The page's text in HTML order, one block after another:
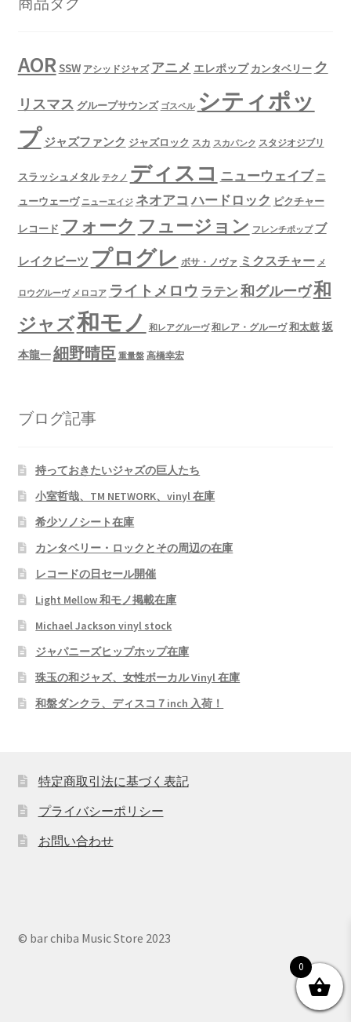
AORSSW アシッドジャズ アニメ エレポップ カンタベリー ク
リスマス グループサウンズ ゴスペル シティポッ
プ ジャズファンク ジャズロック スカ スカパンク スタジオジブリ
スラッシュメタル テクノ ディスコ ニューウェイブ ニ
ューウェーヴ ニューエイジ ネオアコ ハードロック ピクチャー
レコード フォーク フュージョン フレンチポップ ブ
レイクビーツ プログレ ボサ・ノヴァ ミクスチャー メ
ロウグルーヴ メロコア ライトメロウ ラテン 和グルーヴ和
ジャズ和モノ 和レアグルーヴ 和レア・グルーヴ 和太鼓坂
本龍一細野晴臣 重量盤 高橋幸宏
ブログ記事
持っておきたいジャズの巨人たち
小室哲哉、TM NETWORK、vinyl 在庫
希少ソノシート在庫
カンタベリー・ロックとその周辺の在庫
レコードの日セール開催
Light Mellow 和モノ掲載在庫
Michael Jackson vinyl stock
ジャパニーズヒップホップ在庫
珠玉の和ジャズ、女性ボーカル Vinyl 在庫
和盤ダンクラ、ディスコ７inch 入荷！
特定商取引法に基づく表記
プライバシーポリシー
お問い合わせ
© bar chiba Music Store 2023
0